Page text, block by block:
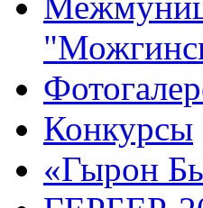
Конкурсы
«Гырон